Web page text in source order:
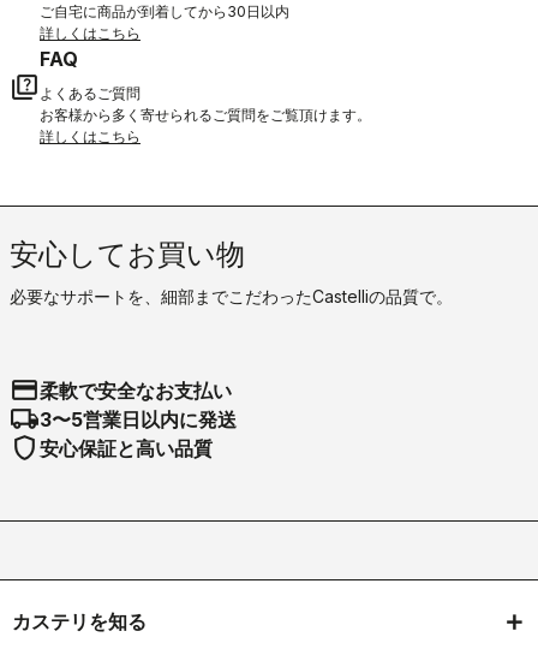
ご自宅に商品が到着してから30日以内
詳しくはこちら
quiz
FAQ
よくあるご質問
お客様から多く寄せられるご質問をご覧頂けます。
詳しくはこちら
安心してお買い物
必要なサポートを、細部までこだわったCastelliの品質で。
credit_card柔軟で安全なお支払い
local_shipping3〜5営業日以内に発送
shield安心保証と高い品質
カステリを知る